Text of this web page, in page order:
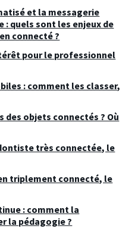
et la messagerie
quels sont les enjeux de
connecté ?
pour le professionnel
: comment les classer,
des objets connectés ? Où
très connectée, le
triplement connecté, le
: comment la
la pédagogie ?